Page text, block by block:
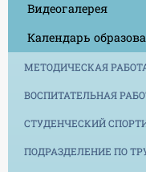
Видеогалерея
Календарь
МЕТОДИЧЕСКАЯ
ВОСПИТАТЕЛЬНАЯ
СТУДЕНЧЕСКИЙ
ПОДРАЗДЕЛЕНИЕ ПО